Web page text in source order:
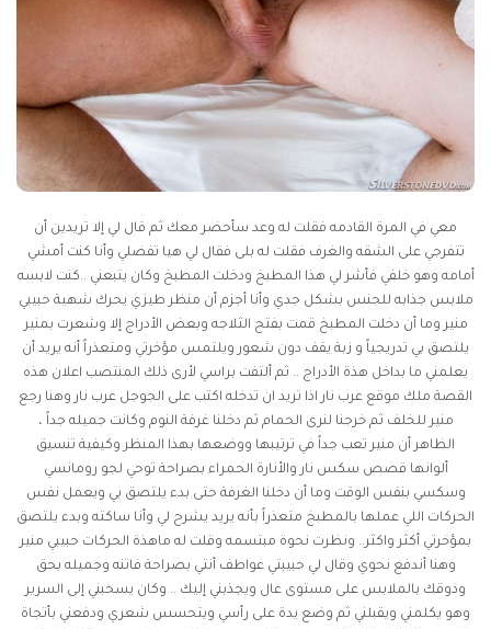
معي في المرة القادمه فقلت له وعد سأحضر معك ثم قال لي إلا تريدين أن
تتفرجي على الشقه والغرف فقلت له بلى فقال لي هيا تفضلي وأنا كنت أمشي
أمامه وهو خلفي فأشر لي هذا المطبخ ودخلت المطبخ وكان يتبعني ..كنت لابسه
ملابس جذابه للجنس بشكل جدي وأنا أجزم أن منظر طيزي يحرك شهية حبيبي
منير وما أن دخلت المطبخ قمت بفتح الثلاجه وبعض الأدراج إلا وشعرت بمنير
يلتصق بي تدريجياً و زبة يقف دون شعور ويلتمس مؤخرتي ومتعذراً أنه يريد أن
يعلمني ما بداخل هذة الأدراج .. ثم ألتفت براسي لأرى ذلك المنتصب اعلان هذه
القصة ملك موقع عرب نار اذا تريد ان تدخله اكتب على الجوجل عرب نار وهنا رجع
منير للخلف ثم خرجنا لنرى الحمام ثم دخلنا غرفة النوم وكانت جميله جداً ،
الظاهر أن منير تعب جداً في ترتيبها ووضعها بهذا المنظر وكيفية تنسيق
ألوانها قصص سكس نار والأنارة الحمراء بصراحة توحي لجو رومانسي
وسكسي بنفس الوقت وما أن دخلنا الغرفة حتى بدء يلتصق بي ويعمل نفس
الحركات اللي عملها بالمطبخ متعذراً بأنه يريد يشرح لي وأنا ساكته وبدء يلتصق
بمؤخرتي أكثر واكثر.. ونظرت نحوة مبتسمه وقلت له ماهذة الحركات حبيبي منير
وهنا أندفع نحوي وقال لي حبيبتي عواطف أنتي بصراحة فاتنه وجميله بحق
وذوقك بالملابس على مستوى عال ويجذبني إليك .. وكان يسحبني إلى السرير
وهو يكلمني ويقبلني ثم وضع يدة على رأسي ويتحسس شعري ودفعني بأتجاة